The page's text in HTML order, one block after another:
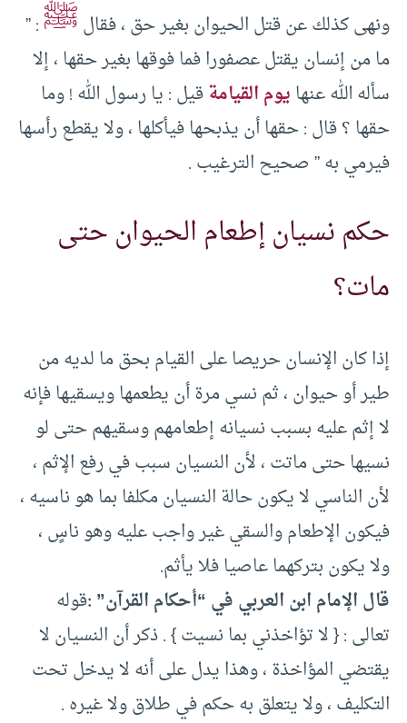
ونهى كذلك عن قتل الحيوان بغير حق ، فقالﷺ: ”
ما من إنسان يقتل عصفورا فما فوقها بغير حقها ، إلا
سأله الله عنهايوم القيامةقيل : يا رسول الله ! وما
حقها ؟ قال : حقها أن يذبحها فيأكلها ، ولا يقطع رأسها
فيرمي به ” صحيح الترغيب .
حكم نسيان إطعام الحيوان حتى
مات؟
إذا كان الإنسان حريصا على القيام بحق ما لديه من
طير أو حيوان ، ثم نسي مرة أن يطعمها ويسقيها فإنه
لا إثم عليه بسبب نسيانه إطعامهم وسقيهم حتى لو
نسيها حتى ماتت ، لأن النسيان سبب في رفع الإثم ،
لأن الناسي لا يكون حالة النسيان مكلفا بما هو ناسيه ،
فيكون الإطعام والسقي غير واجب عليه وهو ناسٍ ،
ولا يكون بتركهما عاصيا فلا يأثم.
قال الإمام ابن العربي في “أحكام القرآن” :قوله
تعالى : { لا تؤاخذني بما نسيت } . ذكر أن النسيان لا
يقتضي المؤاخذة ، وهذا يدل على أنه لا يدخل تحت
التكليف ، ولا يتعلق به حكم في طلاق ولا غيره .